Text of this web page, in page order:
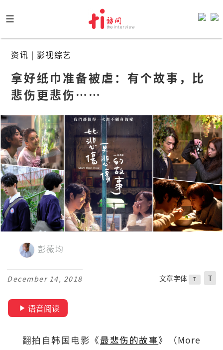
to
content
资讯 | 影视综艺
拿好纸巾准备被虐：有个故事，比
悲伤更悲伤……
彭薇均
December 14, 2018 文章字体 T T
语音阅读
翻拍自韩国电影《最悲伤的故事》（More